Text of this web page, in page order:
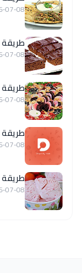
07-08
07-08
07-08
07-08
طريقة
07-08